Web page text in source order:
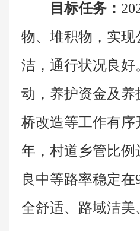
目标任务：
物、堆积物，实
洁，通行状况良好
动，养护资金及
桥改造等工作有序
年，村道乡管比
良中等路率稳定
全舒适、路域洁